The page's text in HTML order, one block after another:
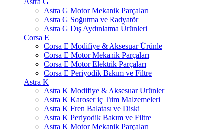
Astra G
Astra G Motor Mekanik Parçaları
Astra G Soğutma ve Radyatör
Astra G Dış Aydınlatma Ürünleri
Corsa E
Corsa E Modifiye & Aksesuar Ürünle
Corsa E Motor Mekanik Parçaları
Corsa E Motor Elektrik Parçaları
Corsa E Periyodik Bakım ve Filtre
Astra K
Astra K Modifiye & Aksesuar Ürünler
Astra K Karoser iç Trim Malzemeleri
Astra K Fren Balatası ve Diski
Astra K Periyodik Bakım ve Filtre
Astra K Motor Mekanik Parçaları